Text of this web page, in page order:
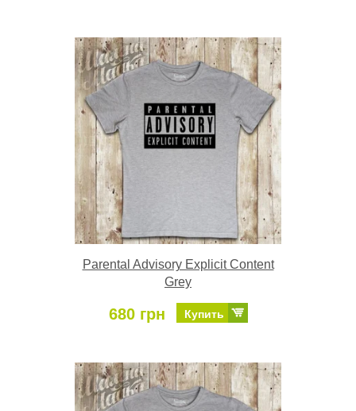
Parental Advisory Explicit Content
Grey
680 грн Купить